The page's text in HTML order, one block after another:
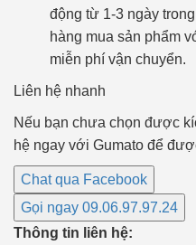
động từ 1-3 ngày
hàng mua sản phẩm
miễn phí vận chuyển.
Liên hệ nhanh
Nếu bạn chưa chọn được
hệ ngay với Gumato để
Chat qua Facebook
Gọi ngay 09.06.97.97.24
Thông tin liên hệ: